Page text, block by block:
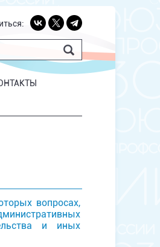
вопросах,
и иных